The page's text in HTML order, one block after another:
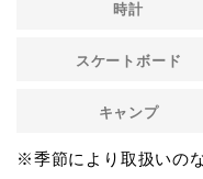
時計
スケートボード
キャンプ
※季節により取扱いの